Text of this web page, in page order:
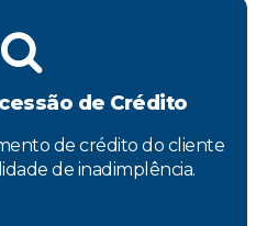
de Crédito
de crédito do cliente
de inadimplência.